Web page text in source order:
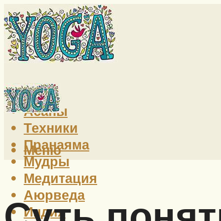
Йога
Асаны
Техники
Пранаяма
Мудры
Медитация
Аюрведа
Индия
Меню